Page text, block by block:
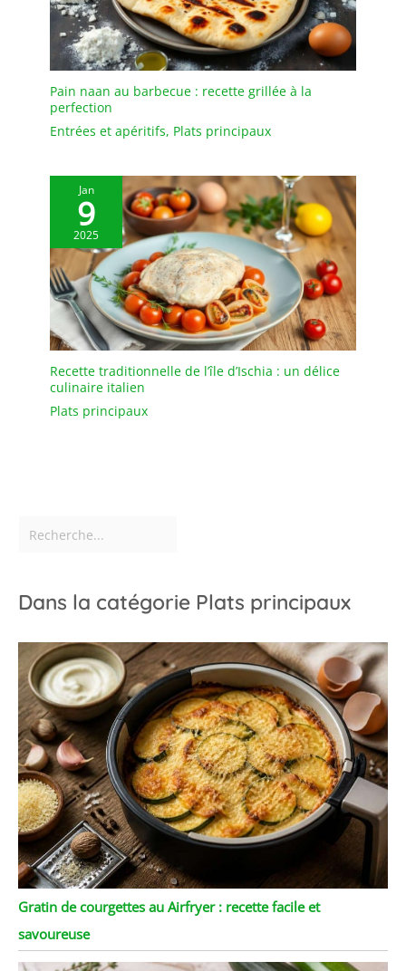
pour les baguettes
réutilisables. Si vous ne
voulez pas utiliser de
baguettes jetables, vous
pouvez les emmener au
après les repas pour
Applications】 : Nos
baguettes réutilisables
sont indispensables pour
la cuisine asiatique
comme le ragoût de
sushi ramen, le poulet
kung pao et les boulettes
et même certains
aliments du Moyen-
être utilisé pour préparer
sont difficiles à tenir.
QU'EST-CE QUE
GENROKU ? Genroku 元禄
est une ère japonaise de
1688 à 1704, l'âge d'or de
caractéristique des
milieu, ce qui facilite la
séparation et l'utilisation.
Pain naan au barbecue : recette grillée à la
perfection
Entrées et apéritifs, Plats principaux
Jan
9
2025
Recette traditionnelle de l’île d’Ischia : un délice
culinaire italien
Plats principaux
Dans la catégorie Plats principaux
Gratin de courgettes au Airfryer : recette facile et
savoureuse